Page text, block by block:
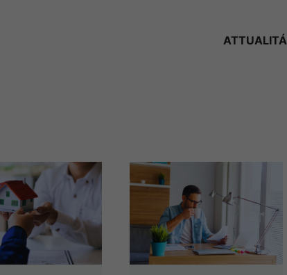
ATTUALITÁ